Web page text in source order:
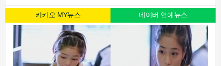
카카오 MY뉴스 네이버 연예뉴스